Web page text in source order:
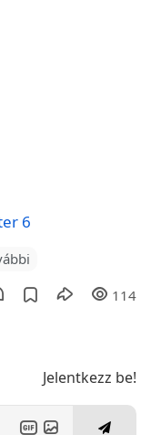
6
114
Jelentkezz be!